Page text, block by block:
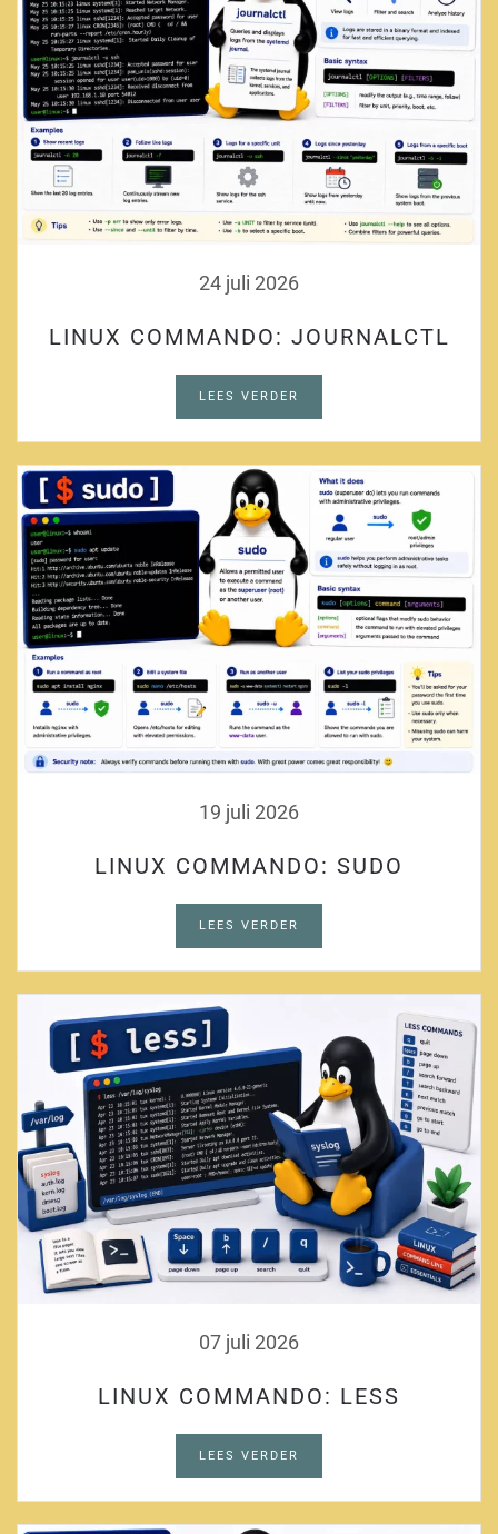
24 juli 2026
LINUX COMMANDO: JOURNALCTL
LEES VERDER
19 juli 2026
LINUX COMMANDO: SUDO
LEES VERDER
07 juli 2026
LINUX COMMANDO: LESS
LEES VERDER